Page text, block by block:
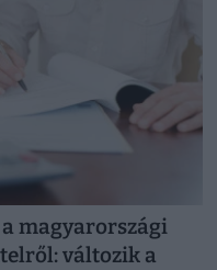
magyarországi
változik a